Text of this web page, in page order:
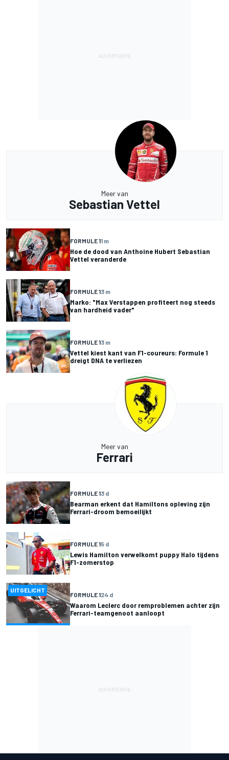
Meer van
Sebastian Vettel
FORMULE 11 m
Hoe de dood van Anthoine Hubert Sebastian
Vettel veranderde
FORMULE 13 m
Marko: "Max Verstappen profiteert nog steeds
van hardheid vader"
FORMULE 13 m
Vettel kiest kant van F1-coureurs: Formule 1
dreigt DNA te verliezen
Meer van
Ferrari
FORMULE 13 d
Bearman erkent dat Hamiltons opleving zijn
Ferrari-droom bemoeilijkt
FORMULE 15 d
Lewis Hamilton verwelkomt puppy Halo tijdens
F1-zomerstop
UITGELICHT
FORMULE 124 d
Waarom Leclerc door remproblemen achter zijn
Ferrari-teamgenoot aanloopt